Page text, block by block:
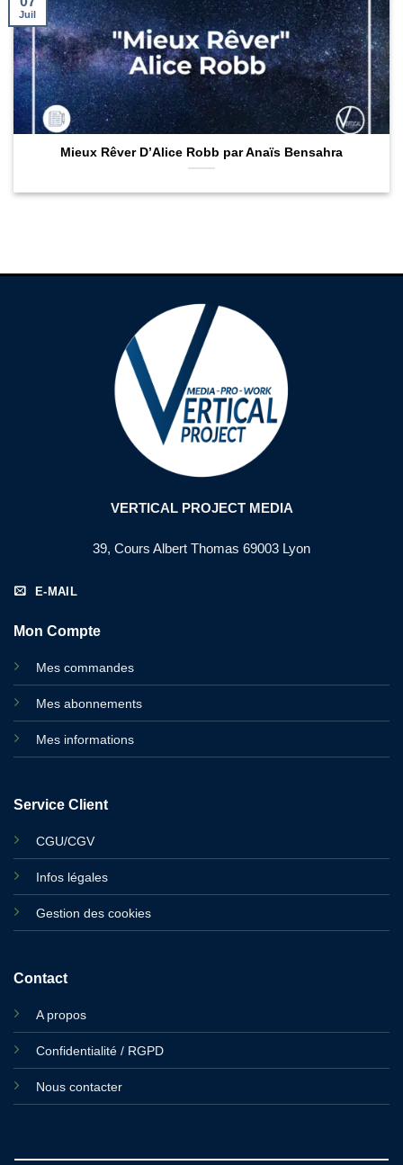
Mieux Rêver D’Alice Robb par Anaïs Bensahra
Juil
VERTICAL PROJECT MEDIA
39, Cours Albert Thomas 69003 Lyon
E-MAIL
Mon Compte
Mes commandes
Mes abonnements
Mes informations
Service Client
CGU/CGV
Infos légales
Gestion des cookies
Contact
A propos
Confidentialité / RGPD
Nous contacter